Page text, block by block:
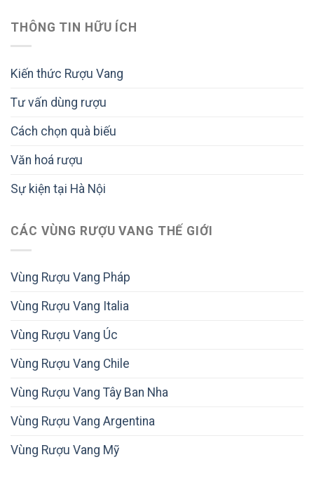
THÔNG TIN HỮU ÍCH
Kiến thức Rượu Vang
Tư vấn dùng rượu
Cách chọn quà biếu
Văn hoá rượu
Sự kiện tại Hà Nội
CÁC VÙNG RƯỢU VANG THẾ GIỚI
Vùng Rượu Vang Pháp
Vùng Rượu Vang Italia
Vùng Rượu Vang Úc
Vùng Rượu Vang Chile
Vùng Rượu Vang Tây Ban Nha
Vùng Rượu Vang Argentina
Vùng Rượu Vang Mỹ